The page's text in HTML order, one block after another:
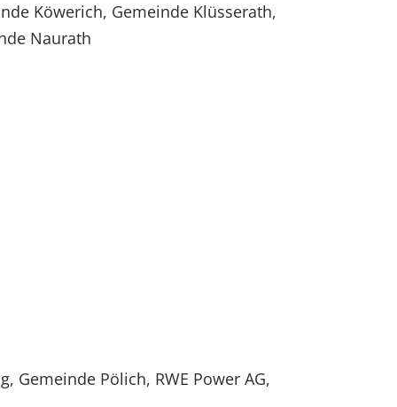
Köwerich, Gemeinde Klüsserath,
Naurath
Gemeinde Pölich, RWE Power AG,